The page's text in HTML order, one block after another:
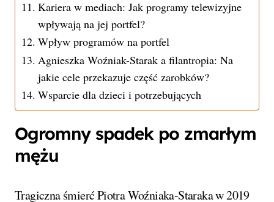
Kariera w mediach: Jak programy telewizyjne
wpływają na jej portfel?
Wpływ programów na portfel
Agnieszka Woźniak-Starak a filantropia: Na
jakie cele przekazuje część zarobków?
Wsparcie dla dzieci i potrzebujących
Ogromny spadek po zmarłym
mężu
Tragiczna śmierć Piotra Woźniaka-Staraka w 2019